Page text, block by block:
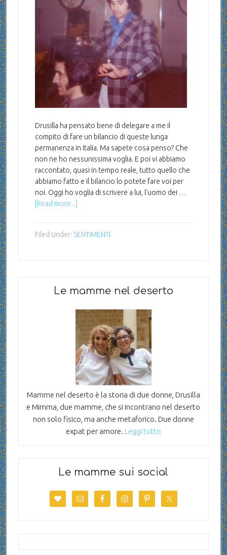
Drusilla ha pensato bene di delegare a me il
compito di fare un bilancio di queste lunga
permanenza in Italia. Ma sapete cosa penso? Che
non ne ho nessunissima voglia. E poi vi abbiamo
raccontato, quasi in tempo reale, tutto quello che
abbiamo fatto e il bilancio lo potete fare voi per
noi. Oggi ho voglia di scrivere a lui, l'uomo dei …
[Read more...]
Filed Under: SENTIMENTI
Le mamme nel deserto
Mamme nel deserto è la storia di due donne, Drusilla
e Mimma, due mamme, che si incontrano nel deserto
non solo fisico, ma anche metaforico. Due donne
expat per amore. Leggi tutto
Le mamme sui social